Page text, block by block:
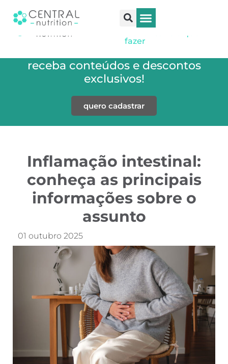
tipos de colesterol:
causas, como
fazer
receba conteúdos e descontos
exclusivos!
quero cadastrar
Inflamação intestinal:
conheça as principais
informações sobre o
assunto
01 outubro 2025